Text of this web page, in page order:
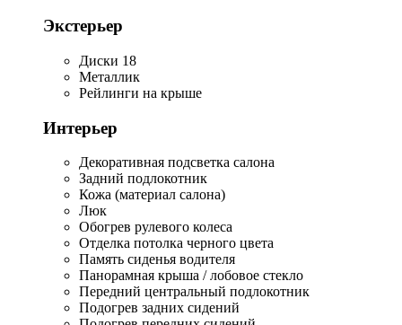
Экстерьер
Диски 18
Металлик
Рейлинги на крыше
Интерьер
Декоративная подсветка салона
Задний подлокотник
Кожа (материал салона)
Люк
Обогрев рулевого колеса
Отделка потолка черного цвета
Память сиденья водителя
Панорамная крыша / лобовое стекло
Передний центральный подлокотник
Подогрев задних сидений